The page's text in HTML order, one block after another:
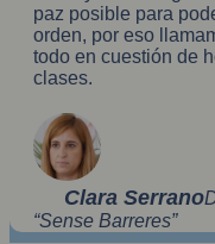
paz posible para
orden, por eso
todo en cuestión de
clases.
Clara Serrano
“Sense Barreres”